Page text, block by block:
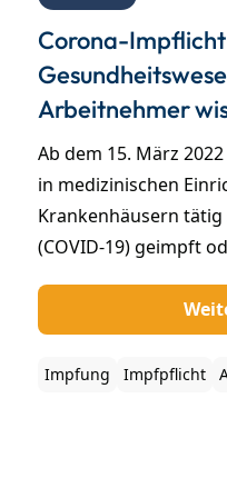
Corona-
Arbeitnehmer
Ab dem 15. März
in medizinischen
Krankenhäusern
(COVID-19) geimpft
und andere
ohne Impfung
Konsequenzen bis
Impfung Impfpflicht